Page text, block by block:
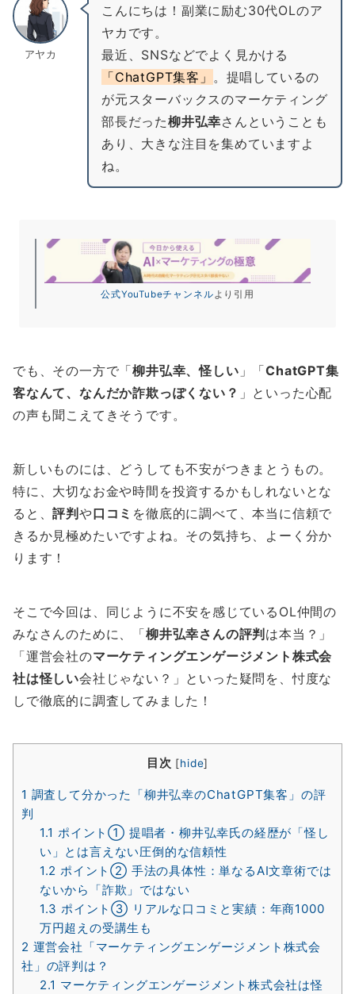
アヤカ
こんにちは！副業に励む30代OLのア
ヤカです。
最近、SNSなどでよく見かける
「ChatGPT集客」 。提唱しているの
が元スターバックスのマーケティング
部長だった柳井弘幸さんということも
あり、大きな注目を集めていますよ
ね。
公式YouTubeチャンネルより引用
でも、その一方で「柳井弘幸、怪しい 」「ChatGPT集
客なんて、なんだか詐欺っぽくない？ 」といった心配
の声も聞こえてきそうです。
新しいものには、どうしても不安がつきまとうもの。
特に、大切なお金や時間を投資するかもしれないとな
ると、評判や口コミ を徹底的に調べて、本当に信頼で
きるか見極めたいですよね。その気持ち、よーく分か
ります！
そこで今回は、同じように不安を感じているOL仲間の
みなさんのために、「柳井弘幸さんの評判は本当？」
「運営会社のマーケティングエンゲージメント株式会
社は怪しい会社じゃない？」といった疑問を、忖度な
しで徹底的に調査してみました！
目次 [hide]
1 調査して分かった「柳井弘幸のChatGPT集客」の評
判
1.1 ポイント① 提唱者・柳井弘幸氏の経歴が「怪し
い」とは言えない圧倒的な信頼性
1.2 ポイント② 手法の具体性：単なるAI文章術では
ないから「詐欺」ではない
1.3 ポイント③ リアルな口コミと実績：年商1000
万円超えの受講生も
2 運営会社「マーケティングエンゲージメント株式会
社」の評判は？
2.1 マーケティングエンゲージメント株式会社は怪